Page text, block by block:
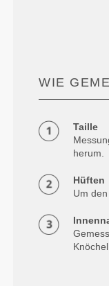
WIE
Taille
herum.
Hüften
Um
Knöchel.